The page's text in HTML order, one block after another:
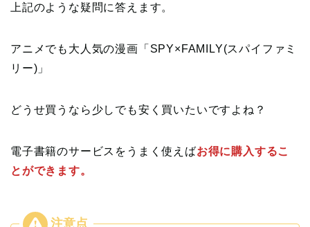
上記のような疑問に答えます。
アニメでも大人気の漫画「SPY×FAMILY(スパイファミ
リー)」
どうせ買うなら少しでも安く買いたいですよね？
電子書籍のサービスをうまく使えばお得に購入するこ
とができます。